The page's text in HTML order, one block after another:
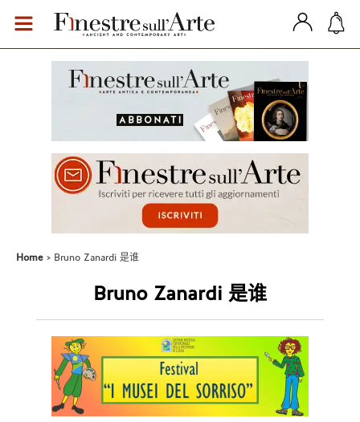
Home Bruno Zanardi 是谁
Bruno Zanardi 是谁